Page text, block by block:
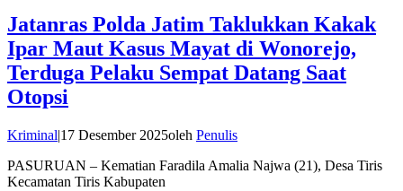
Jatanras Polda Jatim Taklukkan Kakak
Ipar Maut Kasus Mayat di Wonorejo,
Terduga Pelaku Sempat Datang Saat
Otopsi
Kriminal|17 Desember 2025oleh Penulis
PASURUAN – Kematian Faradila Amalia Najwa (21), Desa Tiris
Kecamatan Tiris Kabupaten